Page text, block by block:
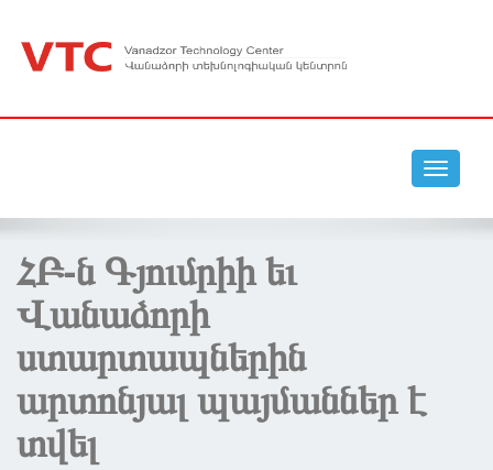
Toggle
ՀԲ-ն Գյումրիի եւ
Վանաձորի
ստարտապներին
արտոնյալ պայմաններ է
տվել